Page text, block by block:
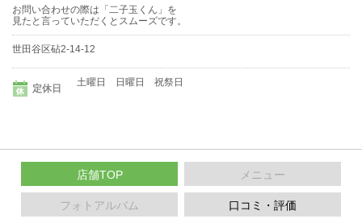
お問い合わせの際は「二子玉くん」を
見たと言っていただくとスムーズです。
世田谷区砧2-14-12
定休日
土曜日 日曜日 祝祭日
店舗TOP メニュー
フォトアルバム 口コミ・評価